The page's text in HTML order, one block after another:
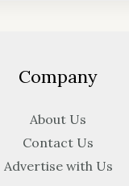
Company
About Us
Contact Us
Advertise with Us